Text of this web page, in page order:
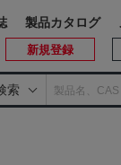
索
新規登録
製品カタログ